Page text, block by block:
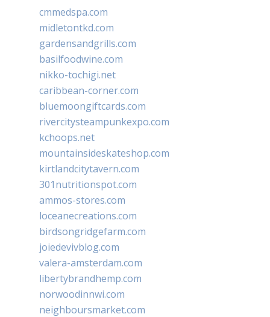
cmmedspa.com
midletontkd.com
gardensandgrills.com
basilfoodwine.com
nikko-tochigi.net
caribbean-corner.com
bluemoongiftcards.com
rivercitysteampunkexpo.com
kchoops.net
mountainsideskateshop.com
kirtlandcitytavern.com
301nutritionspot.com
ammos-stores.com
loceanecreations.com
birdsongridgefarm.com
joiedevivblog.com
valera-amsterdam.com
libertybrandhemp.com
norwoodinnwi.com
neighboursmarket.com